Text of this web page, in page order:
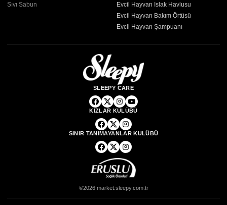
Sıvı Sabun
Evcil Hayvan Islak Havlusu
Evcil Hayvan Bakım Örtüsü
Evcil Hayvan Şampuanı
SLEEPY CARE
KIZLAR KULÜBÜ
SINIR TANIMAYANLAR KULÜBÜ
©2026 market.sleepy.com.tr